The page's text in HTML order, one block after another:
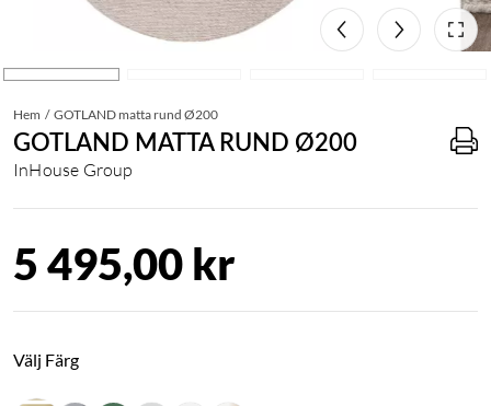
Hem GOTLAND matta rund Ø200
GOTLAND MATTA RUND Ø200
InHouse Group
5 495,00 kr
Välj Färg